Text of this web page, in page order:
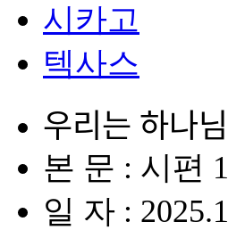
시카고
텍사스
우리는
본 문 : 시편
일 자 :